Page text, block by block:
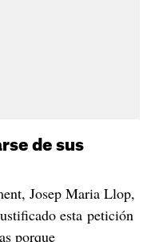
de sus
Josep Maria Llop,
esta petición
porque